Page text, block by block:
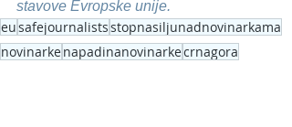
stavove Evropske unije.
eusafejournalistsstopnasiljunadnovinarkama
novinarkenapadinanovinarkecrnagora